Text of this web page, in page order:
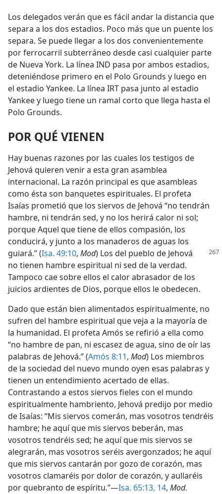
Los delegados verán que es fácil andar la distancia que
separa a los dos estadios. Poco más que un puente los
separa. Se puede llegar a los dos convenientemente
por ferrocarril subterráneo desde casi cualquier parte
de Nueva York. La línea IND pasa por ambos estadios,
deteniéndose primero en el Polo Grounds y luego en
el estadio Yankee. La línea IRT pasa junto al estadio
Yankee y luego tiene un ramal corto que llega hasta el
Polo Grounds.
POR QUÉ VIENEN
Hay buenas razones por las cuales los testigos de
Jehová quieren venir a esta gran asamblea
internacional. La razón principal es que asambleas
como ésta son banquetes espirituales. El profeta
Isaías prometió que los siervos de Jehová “no tendrán
hambre, ni tendrán sed, y no los herirá calor ni sol;
porque Aquel que tiene de ellos compasión, los
conducirá, y junto a los manaderos de aguas los
guiará.”(Isa. 49:10, Mod) Los del pueblo de Jehová
no tienen hambre espiritual ni sed de la verdad.
Tampoco cae sobre ellos el calor abrasador de los
juicios ardientes de Dios, porque ellos le obedecen.
Dado que están bien alimentados espiritualmente, no
sufren del hambre espiritual que veja a la mayoría de
la humanidad. El profeta Amós se refirió a ella como
“no hambre de pan, ni escasez de agua, sino de oír las
palabras de Jehová.” (Amós 8:11, Mod) Los miembros
de la sociedad del nuevo mundo oyen esas palabras y
tienen un entendimiento acertado de ellas.
Contrastando a estos siervos fieles con el mundo
espiritualmente hambriento, Jehová predijo por medio
de Isaías: “Mis siervos comerán, mas vosotros tendréis
hambre; he aquí que mis siervos beberán, mas
vosotros tendréis sed; he aquí que mis siervos se
alegrarán, mas vosotros seréis avergonzados; he aquí
que mis siervos cantarán por gozo de corazón, mas
vosotros clamaréis por dolor de corazón, y aullaréis
por quebranto de espíritu.”—Isa. 65:13, 14, Mod.